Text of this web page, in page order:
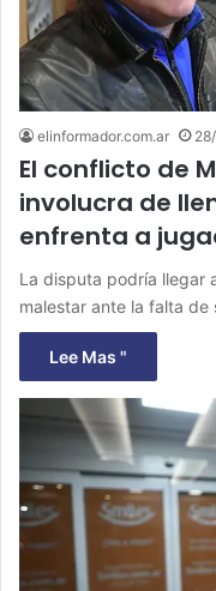
elinformador.com.ar
El conflicto de
involucra de
enfrenta a
La disputa podría llegar
malestar ante la falta de
Lee Mas "